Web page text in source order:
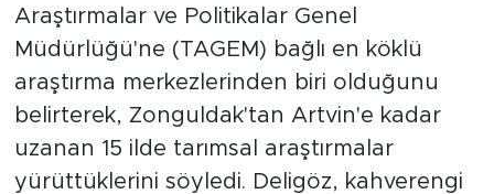
Araştırmalar ve Politikalar Genel
Müdürlüğü'ne (TAGEM) bağlı en köklü
araştırma merkezlerinden biri olduğunu
belirterek, Zonguldak'tan Artvin'e kadar
uzanan 15 ilde tarımsal araştırmalar
yürüttüklerini söyledi. Deligöz, kahverengi